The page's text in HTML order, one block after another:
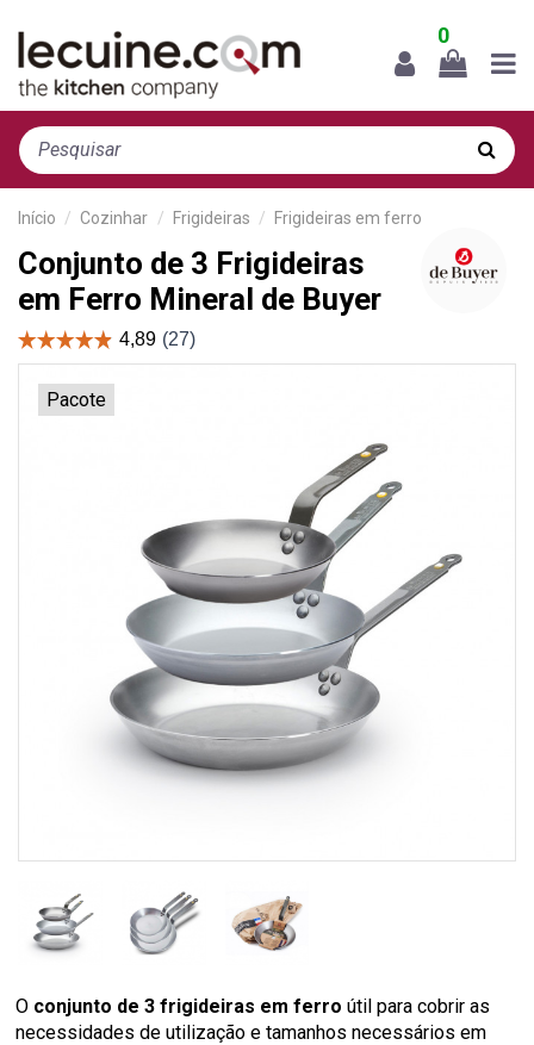
0
Início Cozinhar Frigideiras Frigideiras em ferro
Conjunto de 3 Frigideiras
em Ferro Mineral de Buyer
Pacote
O conjunto de 3 frigideiras em ferro útil para cobrir as
necessidades de utilização e tamanhos necessários em